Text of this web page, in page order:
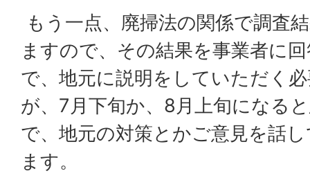
もう一点、廃掃法の関係で調査
ますので、その結果を事業者に
で、地元に説明をしていただく
が、7月下旬か、8月上旬になる
で、地元の対策とかご意見を話
ます。